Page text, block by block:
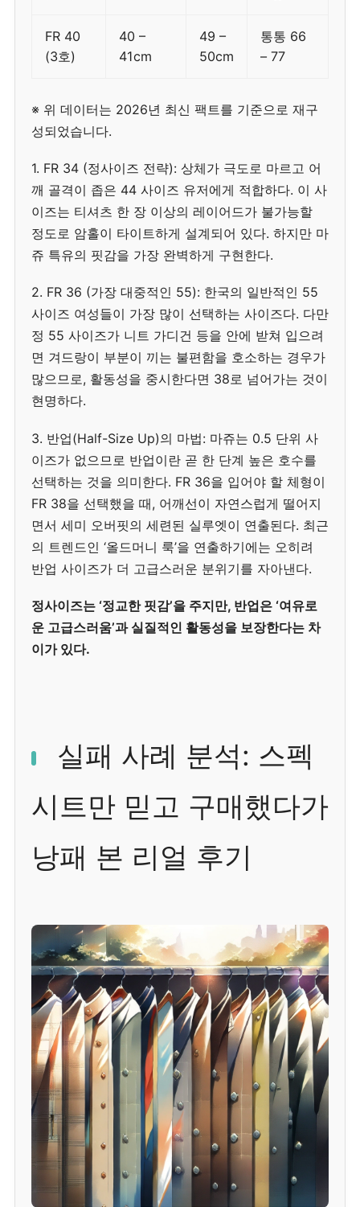
FR 40
(3호)
40 –
41cm
49 –
50cm
통통 66
– 77
※ 위 데이터는 2026년 최신 팩트를 기준으로 재구
성되었습니다.
1. FR 34 (정사이즈 전략): 상체가 극도로 마르고 어
깨 골격이 좁은 44 사이즈 유저에게 적합하다. 이 사
이즈는 티셔츠 한 장 이상의 레이어드가 불가능할
정도로 암홀이 타이트하게 설계되어 있다. 하지만 마
쥬 특유의 핏감을 가장 완벽하게 구현한다.
2. FR 36 (가장 대중적인 55): 한국의 일반적인 55
사이즈 여성들이 가장 많이 선택하는 사이즈다. 다만
정 55 사이즈가 니트 가디건 등을 안에 받쳐 입으려
면 겨드랑이 부분이 끼는 불편함을 호소하는 경우가
많으므로, 활동성을 중시한다면 38로 넘어가는 것이
현명하다.
3. 반업(Half-Size Up)의 마법: 마쥬는 0.5 단위 사
이즈가 없으므로 반업이란 곧 한 단계 높은 호수를
선택하는 것을 의미한다. FR 36을 입어야 할 체형이
FR 38을 선택했을 때, 어깨선이 자연스럽게 떨어지
면서 세미 오버핏의 세련된 실루엣이 연출된다. 최근
의 트렌드인 ‘올드머니 룩’을 연출하기에는 오히려
반업 사이즈가 더 고급스러운 분위기를 자아낸다.
정사이즈는 ‘정교한 핏감’을 주지만, 반업은 ‘여유로
운 고급스러움’과 실질적인 활동성을 보장한다는 차
이가 있다.
실패 사례 분석: 스펙
시트만 믿고 구매했다가
낭패 본 리얼 후기